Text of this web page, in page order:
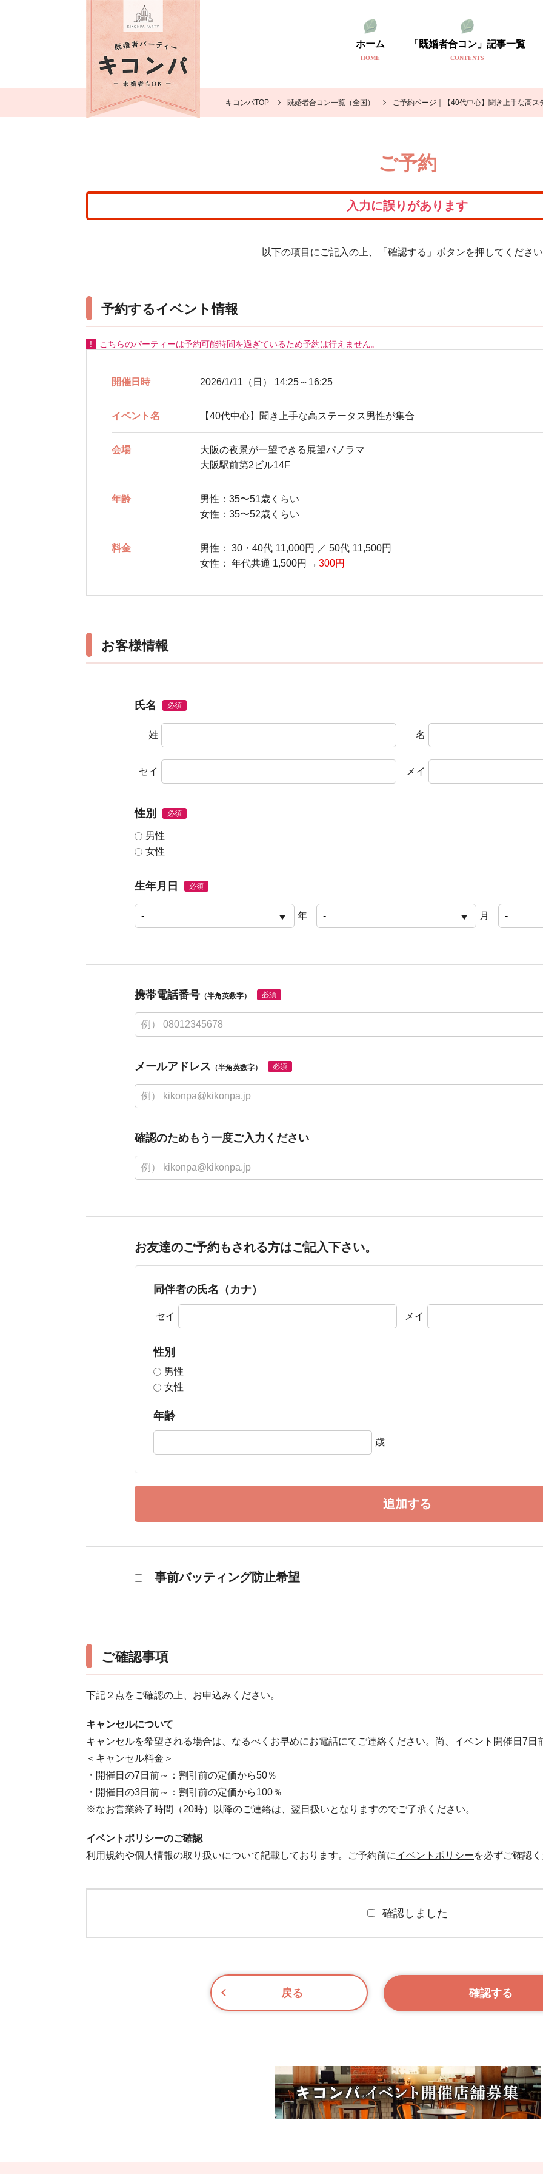
ホーム
HOME
「既婚者合コン」記事一覧
CONTENTS
キコンパTOP 既婚者合コン一覧（全国） ご予約ページ｜【40代中心】聞き上手な高ス
ご予約
入力に誤りがあります
以下の項目にご記入の上、「確認する」ボタンを押してくださ
予約するイベント情報
こちらのパーティーは予約可能時間を過ぎているため予約は行えません。
開催日時 2026/1/11（日） 14:25～16:25
イベント名 【40代中心】聞き上手な高ステータス男性が集合
会場
大阪の夜景が一望できる展望パノラマ
大阪駅前第2ビル14F
年齢
男性：35〜51歳くらい
女性：35〜52歳くらい
料金 男性： 30・40代 11,000円 ／ 50代 11,500円
女性：
年代共通1,500円 300円
お客様情報
氏名 必須
姓 名
セイ メイ
性別 必須
男性
女性
生年月日 必須
年 月
携帯電話番号 （半角英数字） 必須
メールアドレス （半角英数字） 必須
確認のためもう一度ご入力ください
お友達のご予約もされる方はご記入下さい。
同伴者の氏名（カナ）
セイ メイ
性別
男性
女性
年齢
歳
追加する
事前バッティング防止希望
ご確認事項
下記２点をご確認の上、お申込みください。
キャンセルについて
キャンセルを希望される場合は、なるべくお早めにお電話にてご連絡ください。 尚、イベント開催日7
＜キャンセル料金＞
・開催日の7日前～：割引前の定価から50％
・開催日の3日前～：割引前の定価から100％
※なお営業終了時間（20時）以降のご連絡は、翌日扱いとなりますのでご了承ください。
イベントポリシーのご確認
利用規約や個人情報の取り扱いについて記載しております。ご予約前にイベントポリシーを必ずご確認
確認しました